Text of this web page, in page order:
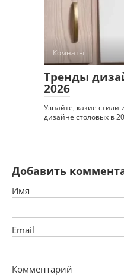
Комнаты
Тренды
2026
Узнайте, какие
дизайне столовых в
Добавить
Имя
Email
Комментарий